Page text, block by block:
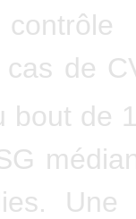
de
bout de
Une